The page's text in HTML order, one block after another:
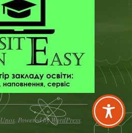
Unos. Powered byWordPress.